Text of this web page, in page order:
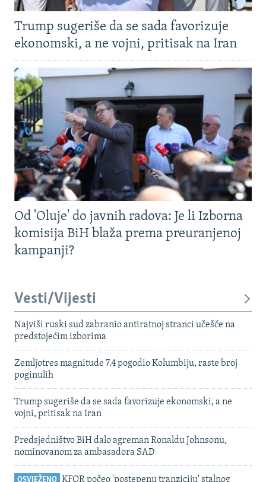
Trump sugeriše da se sada favorizuje
ekonomski, a ne vojni, pritisak na Iran
Od 'Oluje' do javnih radova: Je li Izborna
komisija BiH blaža prema preuranjenoj
kampanji?
Vesti/Vijesti
Najviši ruski sud zabranio antiratnoj stranci učešće na
predstojećim izborima
Zemljotres magnitude 7.4 pogodio Kolumbiju, raste broj
poginulih
Trump sugeriše da se sada favorizuje ekonomski, a ne
vojni, pritisak na Iran
Predsjedništvo BiH dalo agreman Ronaldu Johnsonu,
nominovanom za ambasadora SAD
OSVJEŽENO
KFOR počeo 'postepenu tranziciju' stalnog